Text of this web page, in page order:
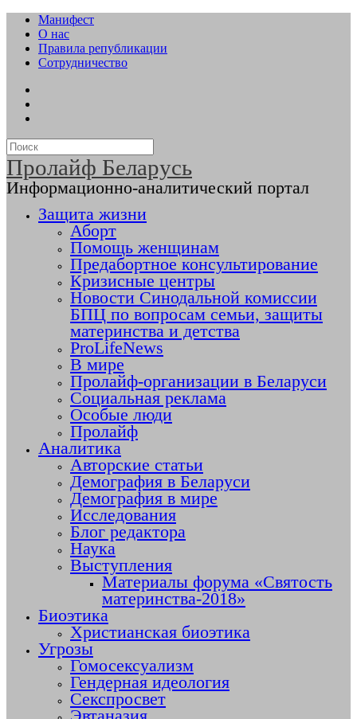
Манифест
О нас
Правила републикации
Сотрудничество
Пролайф Беларусь
Информационно-аналитический портал
Защита жизни
Аборт
Помощь женщинам
Предабортное консультирование
Кризисные центры
Новости Синодальной комиссии
БПЦ по вопросам семьи, защиты
материнства и детства
ProLifeNews
В мире
Пролайф-организации в Беларуси
Социальная реклама
Особые люди
Пролайф
Аналитика
Авторские статьи
Демография в Беларуси
Демография в мире
Исследования
Блог редактора
Наука
Выступления
Материалы форума «Святость
материнства-2018»
Биоэтика
Христианская биоэтика
Угрозы
Гомосексуализм
Гендерная идеология
Секспросвет